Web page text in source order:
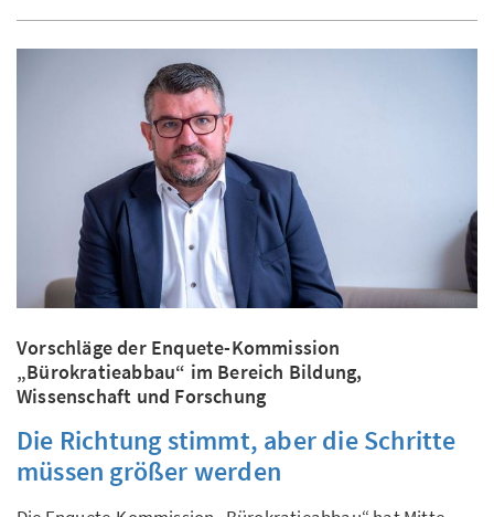
Vorschläge der Enquete-Kommission
„Bürokratieabbau“ im Bereich Bildung,
Wissenschaft und Forschung
Die Richtung stimmt, aber die Schritte
müssen größer werden